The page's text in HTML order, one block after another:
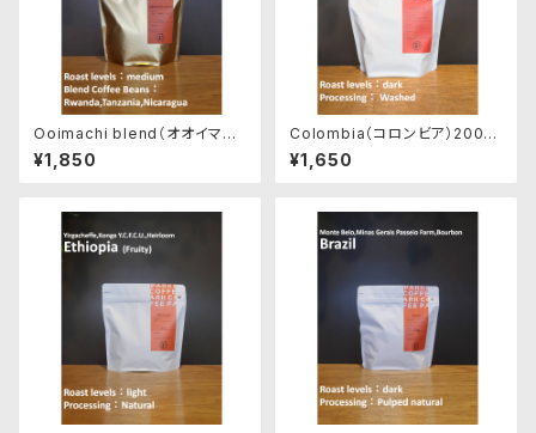
Ooimachi blend（オオイマチ
ブレンド）200g 中煎り
¥1,850
Colombia（コロンビア）200g
深煎り
¥1,650